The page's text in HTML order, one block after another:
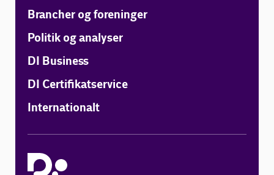
Brancher og foreninger
Politik og analyser
DI Business
DI Certifikatservice
Internationalt